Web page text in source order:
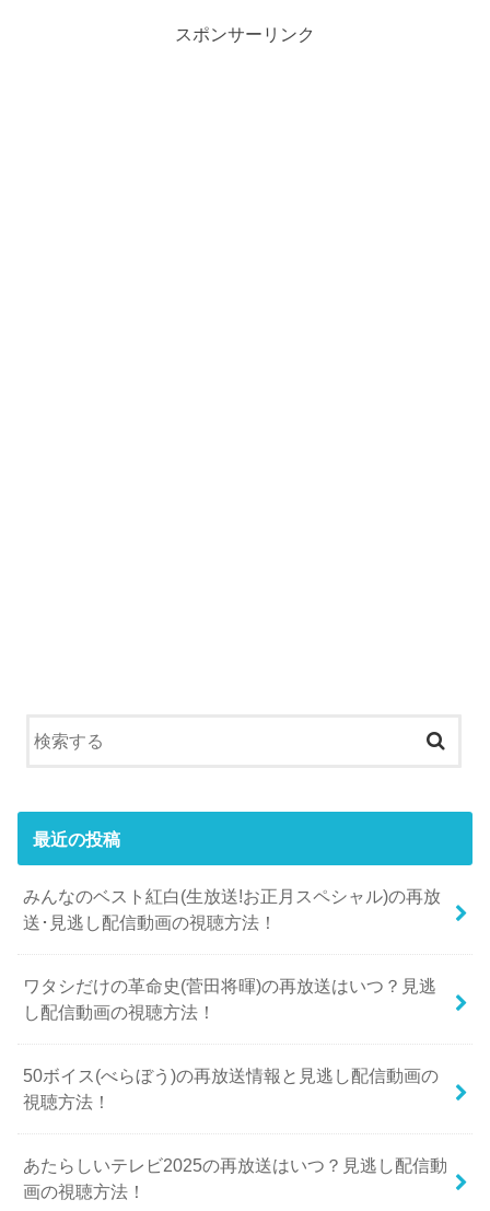
スポンサーリンク
最近の投稿
みんなのベスト紅白(生放送!お正月スペシャル)の再放
送･見逃し配信動画の視聴方法！
ワタシだけの革命史(菅田将暉)の再放送はいつ？見逃
し配信動画の視聴方法！
50ボイス(べらぼう)の再放送情報と見逃し配信動画の
視聴方法！
あたらしいテレビ2025の再放送はいつ？見逃し配信動
画の視聴方法！